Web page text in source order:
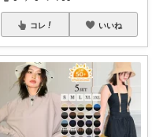
コレ いいね